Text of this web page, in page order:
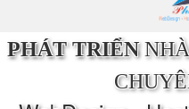
PHÁT TRIỂNNHÀ